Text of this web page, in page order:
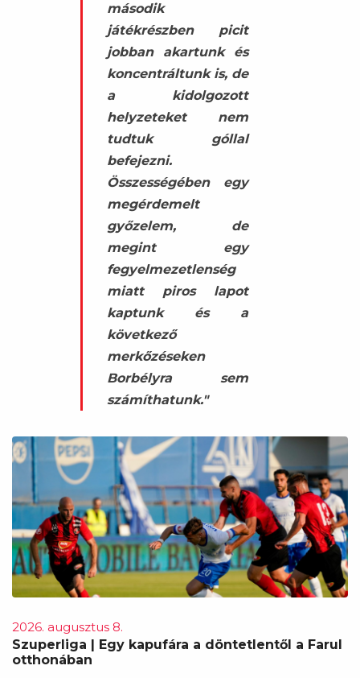
második
játékrészben picit
jobban akartunk és
koncentráltunk is, de
a kidolgozott
helyzeteket nem
tudtuk góllal
befejezni.
Összességében egy
megérdemelt
győzelem, de
megint egy
fegyelmezetlenség
miatt piros lapot
kaptunk és a
következő
merkőzéseken
Borbélyra sem
számíthatunk."
2026. augusztus 8.
Szuperliga | Egy kapufára a döntetlentől a Farul
otthonában